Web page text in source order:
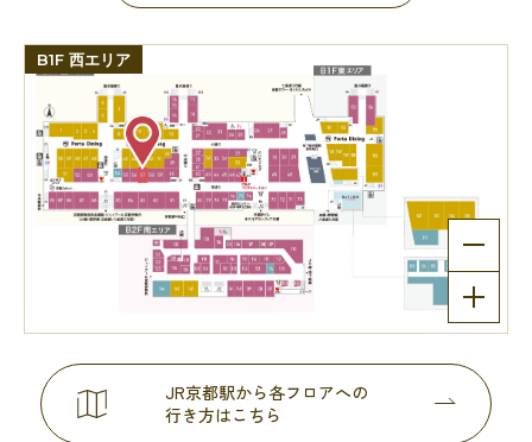
B1F 西エリア
JR京都駅から各フロアへの
行き方はこちら